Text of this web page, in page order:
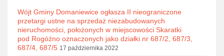
Wójt Gminy Domaniewice ogłasza II nieograniczone
przetargi ustne na sprzedaż niezabudowanych
nieruchomości, położonych w miejscowości Skaratki
pod Rogóźno oznaczonych jako działki nr 687/2, 687/3,
687/4, 687/5 17 października 2022